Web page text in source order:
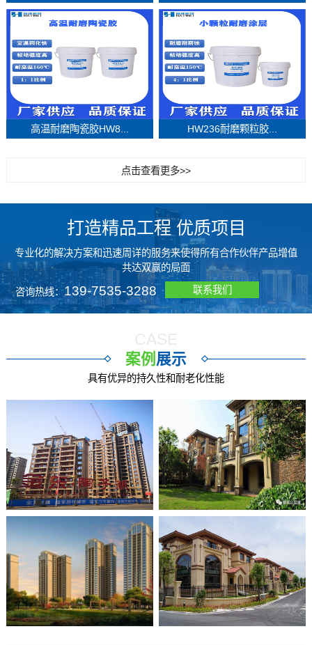
高温耐磨陶瓷胶HW8... HW236耐磨颗粒胶...
点击查看更多>>
打造精品工程 优质项目
专业化的解决方案和迅速周详的服务来使得所有合作伙伴产品增值
共达双赢的局面
咨询热线：139-7535-3288 联系我们
案例 展示
具有优异的持久性和耐老化性能